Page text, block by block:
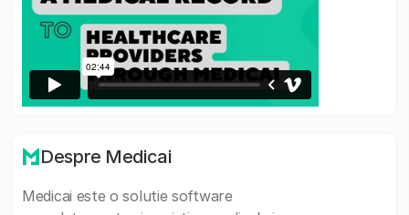
Despre Medicai
Medicai este o solutie software